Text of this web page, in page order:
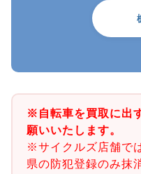
※自転車を買取に出
願いいたします。
※サイクルズ店舗で
県の防犯登録のみ抹